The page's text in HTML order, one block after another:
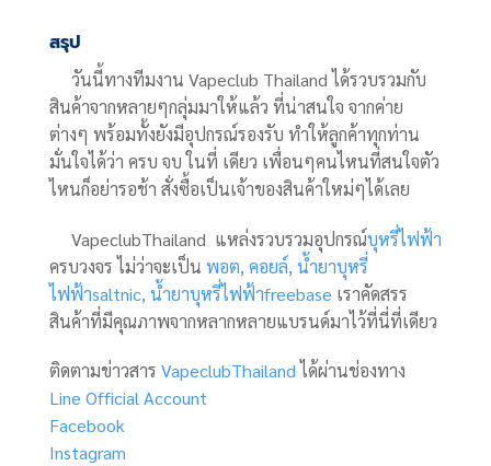
สรุป
วันนี้ทางทีมงาน Vapeclub Thailand ได้รวบรวมกับ
สินค้าจากหลายๆกลุ่มมาให้แล้ว ที่น่าสนใจ จากค่าย
ต่างๆ พร้อมทั้งยังมีอุปกรณ์รองรับ ทำให้ลูกค้าทุกท่าน
มั่นใจได้ว่า ครบ จบ ในที่ เดียว เพื่อนๆคนไหนที่สนใจตัว
ไหนก็อย่ารอช้า สั่งซื้อเป็นเจ้าของสินค้าใหม่ๆได้เลย
VapeclubThailand แหล่งรวบรวมอุปกรณ์บุหรี่ไฟฟ้า
ครบวงจร ไม่ว่าจะเป็น พอต, คอยล์, น้ำยาบุหรี่
ไฟฟ้าsaltnic, น้ำยาบุหรี่ไฟฟ้าfreebase เราคัดสรร
สินค้าที่มีคุณภาพจากหลากหลายแบรนด์มาไว้ที่นี่ที่เดียว
ติดตามข่าวสาร VapeclubThailand ได้ผ่านช่องทาง
Line Official Account
Facebook
Instagram